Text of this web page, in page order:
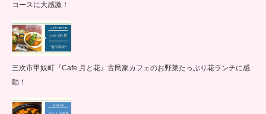
コースに大感激！
三次市甲奴町『Cafe 月と花』古民家カフェのお野菜たっぷり花ランチに感
動！